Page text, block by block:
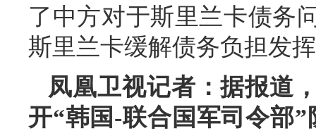
了中方对于斯里兰卡债务
斯里兰卡缓解债务负担发
凤凰卫视记者：据报道
开“韩国-联合国军司令部